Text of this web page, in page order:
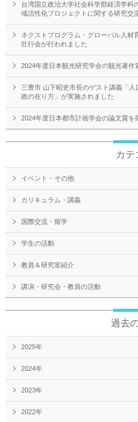
台湾国立政治大学社会科学部経済学科
域活性化プロジェクトに関する研究交
ネクストプログラム・グローバル人材
壮行会が行われました
2024年度日本観光研究学会の観光著
三豊市 山下昭史市長のゲスト講義「
政の在り方」が実施されました
2024年度日本都市計画学会の論文賞を
カテ
イベント・その他
カリキュラム・講義
国際交流・留学
学生の活動
教員＆研究室紹介
講演・研究会・教員の活動
過去
2025年
2024年
2023年
2022年